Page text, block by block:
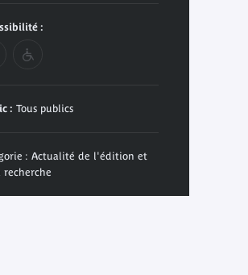
:
: Tous publics
: Actualité de l'édition et
recherche